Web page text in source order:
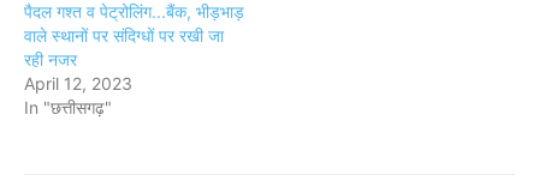
पैदल गश्त व पेट्रोलिंग...बैंक, भीड़भाड़
वाले स्थानों पर संदिग्धों पर रखी जा
रही नजर
April 12, 2023
In "छत्तीसगढ़"